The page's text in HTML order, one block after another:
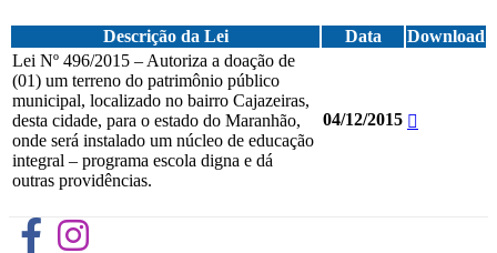
Descrição da Lei Data
Download
Lei Nº 496/2015 – Autoriza a doação de
(01) um terreno do patrimônio público
municipal, localizado no bairro Cajazeiras,
desta cidade, para o estado do Maranhão,
onde será instalado um núcleo de educação
integral – programa escola digna e dá
outras providências.
04/12/2015